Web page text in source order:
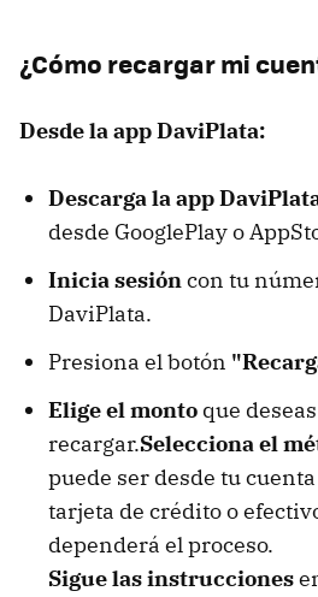
¿Cómo recargar mi
Desde la app DaviPlata:
Descarga la app
desde GooglePlay o
Inicia sesióncon tu
DaviPlata.
Presiona el botón
Elige el monto que deseas
recargar.Selecciona el
puede ser desde tu
tarjeta de crédito o
dependerá el proceso.
Sigue las instrucciones